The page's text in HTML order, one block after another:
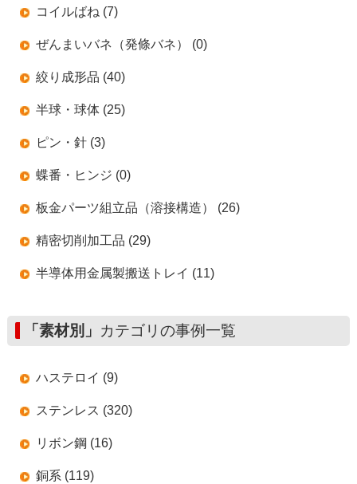
コイルばね (7)
ぜんまいバネ（発條バネ） (0)
絞り成形品 (40)
半球・球体 (25)
ピン・針 (3)
蝶番・ヒンジ (0)
板金パーツ組立品（溶接構造） (26)
精密切削加工品 (29)
半導体用金属製搬送トレイ (11)
「素材別」 カテゴリの事例一覧
ハステロイ (9)
ステンレス (320)
リボン鋼 (16)
銅系 (119)